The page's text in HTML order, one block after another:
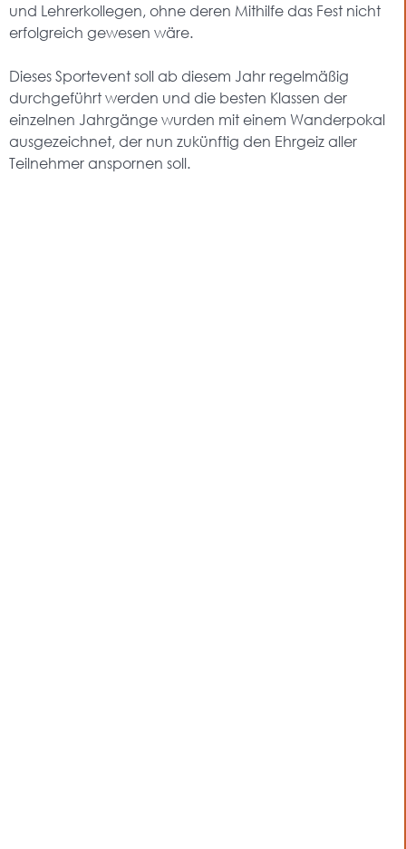
und Lehrerkollegen, ohne deren Mithilfe das Fest nicht
erfolgreich gewesen wäre.
Dieses Sportevent soll ab diesem Jahr regelmäßig
durchgeführt werden und die besten Klassen der
einzelnen Jahrgänge wurden mit einem Wanderpokal
ausgezeichnet, der nun zukünftig den Ehrgeiz aller
Teilnehmer anspornen soll.